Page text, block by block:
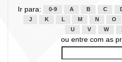
Ir para: 0-9 A B C
J
K L M N O
U
V W
ou entre com as